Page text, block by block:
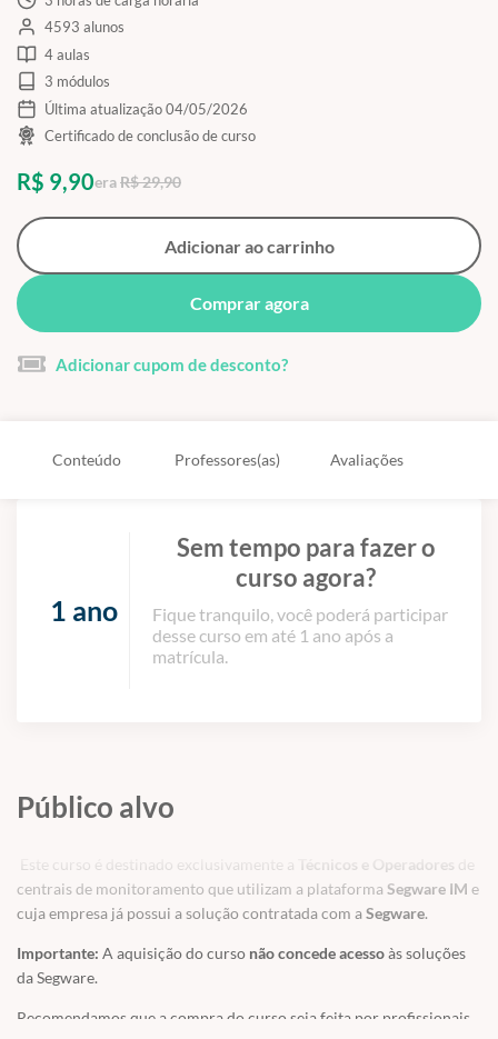
4593 alunos
4 aulas
3 módulos
Última atualização 04/05/2026
Certificado de conclusão de curso
R$ 9,90eraR$ 29,90
Adicionar ao carrinho
Comprar agora
Adicionar cupom de desconto?
Conteúdo Professores(as) Avaliações
1 ano
Sem tempo para fazer o
curso agora?
Fique tranquilo, você poderá participar
desse curso em até 1 ano após a
matrícula.
Público alvo
Este curso é destinado exclusivamente a Técnicos e Operadores de
centrais de monitoramento que utilizam a plataforma Segware IM e
cuja empresa já possui a solução contratada com aSegware.
Importante: A aquisição do curso não concede acessoàs soluções
da Segware.
Recomendamos que a compra do curso seja feita por profissionais